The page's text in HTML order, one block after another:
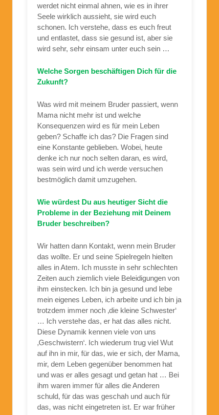
werdet nicht einmal ahnen, wie es in ihrer
Seele wirklich aussieht, sie wird euch
schonen. Ich verstehe, dass es euch freut
und entlastet, dass sie gesund ist, aber sie
wird sehr, sehr einsam unter euch sein …
Welche Sorgen beschäftigen Dich für die
Zukunft?
Was wird mit meinem Bruder passiert, wenn
Mama nicht mehr ist und welche
Konsequenzen wird es für mein Leben
geben? Schaffe ich das? Die Fragen sind
eine Konstante geblieben. Wobei, heute
denke ich nur noch selten daran, es wird,
was sein wird und ich werde versuchen
bestmöglich damit umzugehen.
Wie würdest Du aus heutiger Sicht die
Probleme in der Beziehung mit Deinem
Bruder beschreiben?
Wir hatten dann Kontakt, wenn mein Bruder
das wollte. Er und seine Spielregeln hielten
alles in Atem. Ich musste in sehr schlechten
Zeiten auch ziemlich viele Beleidigungen von
ihm einstecken. Ich bin ja gesund und lebe
mein eigenes Leben, ich arbeite und ich bin ja
trotzdem immer noch ‚die kleine Schwester‘
… Ich verstehe das, er hat das alles nicht.
Diese Dynamik kennen viele von uns
‚Geschwistern‘. Ich wiederum trug viel Wut
auf ihn in mir, für das, wie er sich, der Mama,
mir, dem Leben gegenüber benommen hat
und was er alles gesagt und getan hat … Bei
ihm waren immer für alles die Anderen
schuld, für das was geschah und auch für
das, was nicht eingetreten ist. Er war früher